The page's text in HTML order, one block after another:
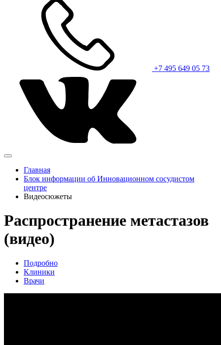
+7 495 649 05 73
Главная
Блок информации об Инновационном сосудистом
центре
Видеосюжеты
Распространение метастазов
(видео)
Подробно
Клиники
Врачи